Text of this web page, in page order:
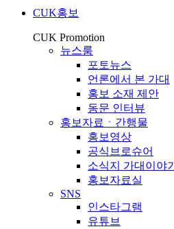
CUK홍보
CUK Promotion
뉴스룸
포토뉴스
언론에서 본 가대
홍보 소재 제안
동문 인터뷰
홍보자료ㆍ간행물
홍보영상
공식브로슈어
소식지 가대이야기
홍보자료실
SNS
인스타그램
유튜브